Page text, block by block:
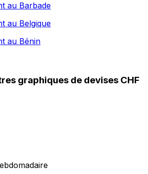
au Barbade
au Belgique
au Bénin
graphiques de devises CHF